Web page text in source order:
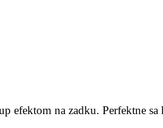
na zadku. Perfektne sa